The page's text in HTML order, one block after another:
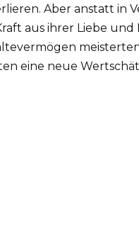
Aber anstatt in
aus ihrer Liebe
eine neue